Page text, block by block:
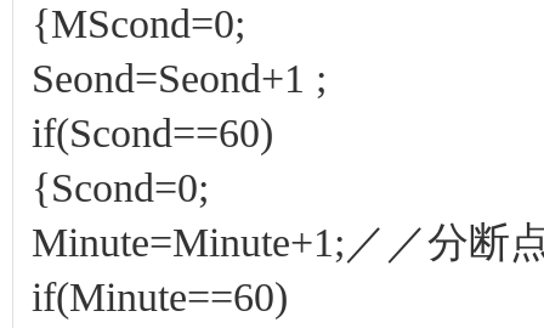
{MScond=0;
Seond=Seond+1 ;
if(Scond==60)
{Scond=0;
Minute=Minute+1;／／分断
if(Minute==60)